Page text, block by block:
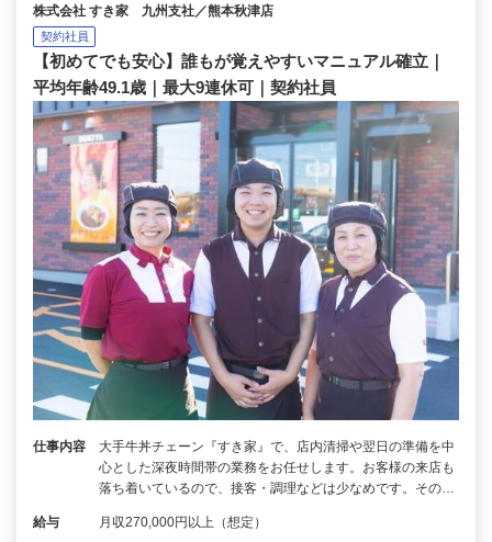
株式会社 すき家 九州支社／熊本秋津店
契約社員
【初めてでも安心】誰もが覚えやすいマニュアル確立｜
平均年齢49.1歳｜最大9連休可｜契約社員
仕事内容
大手牛丼チェーン『すき家』で、店内清掃や翌日の準備を中
心とした深夜時間帯の業務をお任せします。お客様の来店も
落ち着いているので、接客・調理などは少なめです。その…
給与 月収270,000円以上（想定）